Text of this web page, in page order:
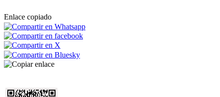
Enlace copiado